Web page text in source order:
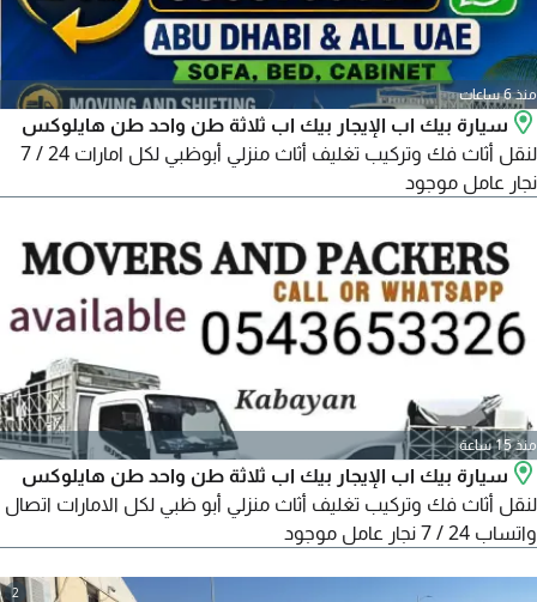
منذ 6 ساعات
سيارة بيك اب الإيجار بيك اب ثلاثة طن واحد طن هايلوكس
لنقل أثاث فك وتركيب تغليف أثاث منزلي أبوظبي لكل امارات 24 / 7
نجار عامل موجود
منذ 15 ساعة
سيارة بيك اب الإيجار بيك اب ثلاثة طن واحد طن هايلوكس
لنقل أثاث فك وتركيب تغليف أثاث منزلي أبو ظبي لكل الامارات اتصال
واتساب 24 / 7 نجار عامل موجود
2